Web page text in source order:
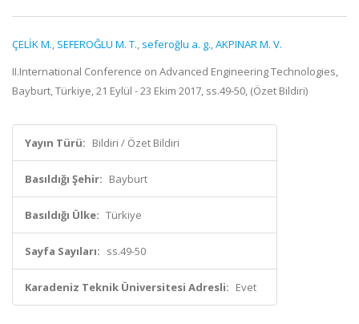
ÇELİK M., SEFEROĞLU M. T., seferoğlu a. g.,AKPINAR M. V.
II.International Conference on Advanced Engineering Technologies,
Bayburt, Türkiye, 21 Eylül - 23 Ekim 2017, ss.49-50, (Özet Bildiri)
Yayın Türü: Bildiri / Özet Bildiri
Basıldığı Şehir: Bayburt
Basıldığı Ülke: Türkiye
Sayfa Sayıları: ss.49-50
Karadeniz Teknik Üniversitesi Adresli: Evet